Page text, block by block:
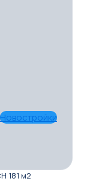
Новостройки
181 м2